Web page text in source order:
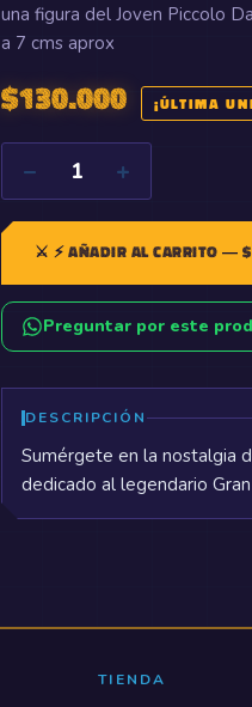
una figura del Joven Piccolo
a 7 cms aprox
$130.000 ¡ÚLTIMA
− 1 +
⚔️⚡ AÑADIR AL CARRITO — $
Preguntar por este
DESCRIPCIÓN
Sumérgete en la nostalgia
dedicado al legendario
TIENDA